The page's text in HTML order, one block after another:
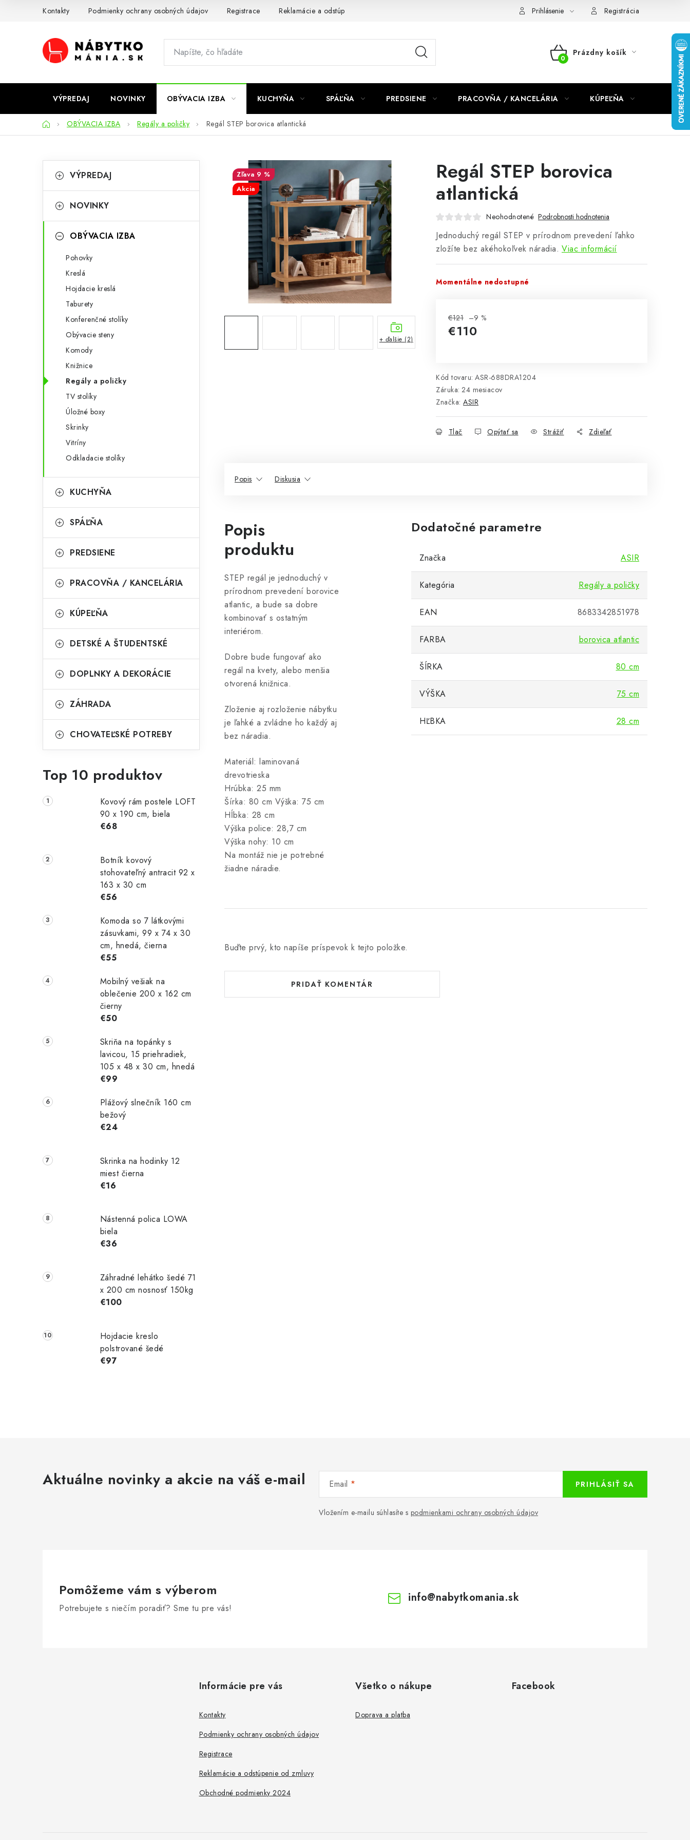
Kontakty Podmienky ochrany osobných údajov Registrace Reklamácie a odstúpenie od zmluvy Prihlásenie Registrácia
NÁKUPNÝ
Prázdny košík
VÝPREDAJ NOVINKY OBÝVACIA IZBA KUCHYŇA SPÁĽŇA PREDSIENE PRACOVŇA / KANCELÁRIA KÚPEĽŇA
DomovOBÝVACIA IZBA Regály a poličky Regál STEP borovica atlantická
o
n
kategórie
a
e
VÝPREDAJ
NOVINKY
OBÝVACIA IZBA
Pohovky
Kreslá
Hojdacie kreslá
Taburety
Konferenčné stolíky
Obývacie steny
Komody
Knižnice
Regály a poličky
TV stolíky
Úložné boxy
Skrinky
Vitríny
Odkladacie stolíky
KUCHYŇA
SPÁĽŇA
PREDSIENE
PRACOVŇA / KANCELÁRIA
KÚPEĽŇA
DETSKÉ A ŠTUDENTSKÉ
DOPLNKY A DEKORÁCIE
ZÁHRADA
CHOVATEĽSKÉ POTREBY
Top 10 produktov
Kovový rám postele LOFT
90 x 190 cm, biela
€68
Botník kovový
stohovateľný antracit 92 x
163 x 30 cm
€56
Komoda so 7 látkovými
zásuvkami, 99 x 74 x 30
cm, hnedá, čierna
€55
Mobilný vešiak na
oblečenie 200 x 162 cm
čierny
€50
Skriňa na topánky s
lavicou, 15 priehradiek,
105 x 48 x 30 cm, hnedá
€99
Plážový slnečník 160 cm
bežový
€24
Skrinka na hodinky 12
miest čierna
€16
Nástenná polica LOWA
biela
€36
Záhradné lehátko šedé 71
x 200 cm nosnosť 150kg
€100
Hojdacie kreslo
polstrované šedé
€97
Regál STEP borovica
atlantická
Neohodnotené Podrobnosti hodnotenia
Jednoduchý regál STEP v prírodnom prevedení ľahko
zložíte bez akéhokoľvek náradia. Viac informácií
Momentálne nedostupné
€121 –9 %
€110
Kód tovaru: ASR-688DRA1204
Záruka: 24 mesiacov
Značka: ASIR
Tlač Opýtať sa Strážiť Zdieľať
9 %
Akcia
+ ďalšie (2)
Popis Diskusia
Popis
produktu
STEP regál je jednoduchý v
prírodnom prevedení borovice
atlantic, a bude sa dobre
kombinovať s ostatným
interiérom.
Dobre bude fungovať ako
regál na kvety, alebo menšia
otvorená knižnica.
Zloženie aj rozloženie nábytku
je ľahké a zvládne ho každý aj
bez náradia.
Materiál: laminovaná
drevotrieska
Hrúbka: 25 mm
Šírka: 80 cm Výška: 75 cm
Hĺbka: 28 cm
Výška police: 28,7 cm
Výška nohy: 10 cm
Na montáž nie je potrebné
žiadne náradie.
Dodatočné parametre
Značka ASIR
Kategória Regály a poličky
EAN 8683342851978
FARBA borovica atlantic
ŠÍRKA 80 cm
VÝŠKA 75 cm
HĽBKA 28 cm
Buďte prvý, kto napíše príspevok k tejto položke.
PRIDAŤ KOMENTÁR
Aktuálne novinky a akcie na váš e-mail Email
Vložením e-mailu súhlasíte s podmienkami ochrany osobných údajov
PRIHLÁSIŤ SA
Pomôžeme vám s výberom
Potrebujete s niečím poradiť? Sme tu pre vás!
info@nabytkomania.sk
Informácie pre vás
Kontakty
Podmienky ochrany osobných údajov
Registrace
Reklamácie a odstúpenie od zmluvy
Obchodné podmienky 2024
Všetko o nákupe
Doprava a platba
Facebook